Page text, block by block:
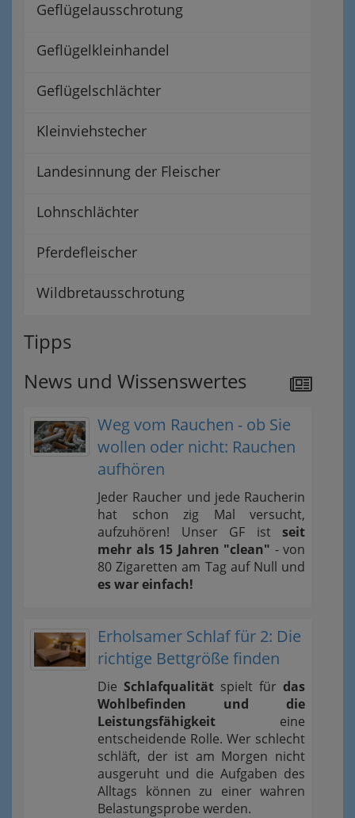
Geflügelausschrotung
Geflügelkleinhandel
Geflügelschlächter
Kleinviehstecher
Landesinnung der Fleischer
Lohnschlächter
Pferdefleischer
Wildbretausschrotung
Tipps
News und Wissenswertes
Weg vom Rauchen - ob Sie
wollen oder nicht: Rauchen
aufhören
Jeder Raucher und jede Raucherin
hat schon zig Mal versucht,
aufzuhören! Unser GF ist seit
mehr als 15 Jahren "clean" - von
80 Zigaretten am Tag auf Null und
es war einfach!
Erholsamer Schlaf für 2: Die
richtige Bettgröße finden
Die Schlafqualität spielt für das
Wohlbefinden und die
Leistungsfähigkeit eine
entscheidende Rolle. Wer schlecht
schläft, der ist am Morgen nicht
ausgeruht und die Aufgaben des
Alltags können zu einer wahren
Belastungsprobe werden.